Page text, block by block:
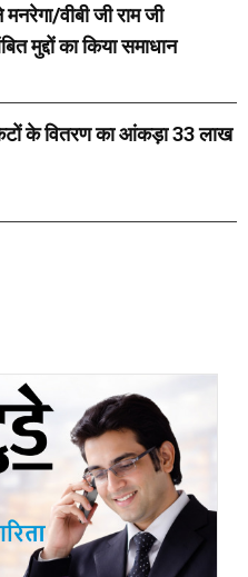
वीबी जी राम जी
मुद्दों का किया समाधान
के वितरण का आंकड़ा 33 लाख